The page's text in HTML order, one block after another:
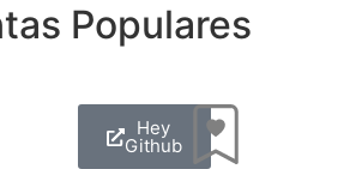
Populares
Hey
Github